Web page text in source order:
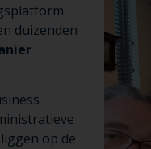
duizenden
op de